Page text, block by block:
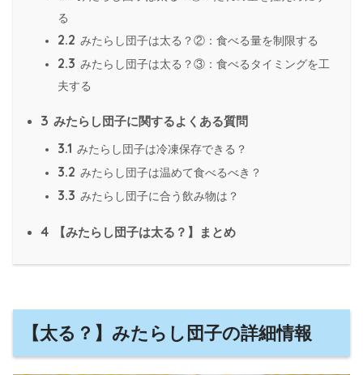
る
2.2 みたらし団子は太る？②：食べる量を制限する
2.3 みたらし団子は太る？③：食べるタイミングを工
夫する
3 みたらし団子に関するよくある質問
3.1 みたらし団子は冷凍保存できる？
3.2 みたらし団子は温めて食べるべき？
3.3 みたらし団子に合う飲み物は？
4 【みたらし団子は太る？】まとめ
【太る？】みたらし団子の詳細情報